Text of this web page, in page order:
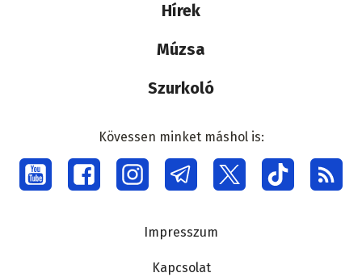
Hírek
Múzsa
Szurkoló
Social
menu
Kövessen minket máshol is:
Impresszum
Kapcsolat